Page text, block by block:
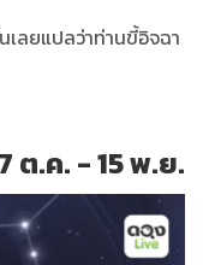
เลยแปลว่าท่านขี้อิจฉา
ต.ค. - 15 พ.ย.